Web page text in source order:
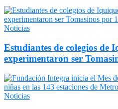
Noticias
Estudiantes de colegios de
experimentaron ser
Noticias